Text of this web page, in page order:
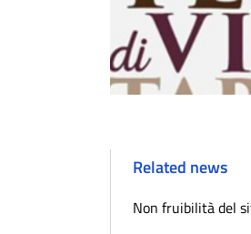
Related news
Non fruibilità del